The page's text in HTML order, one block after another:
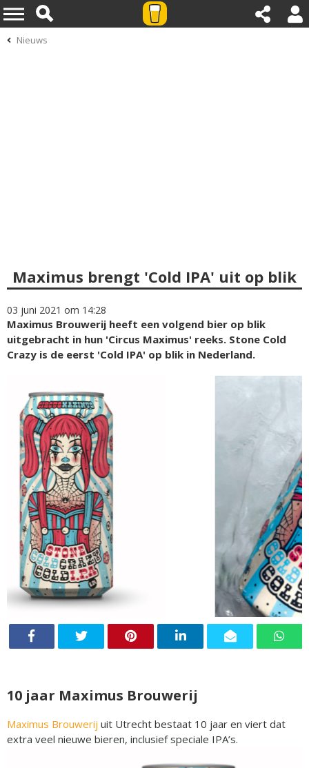
Nieuws
Maximus brengt 'Cold IPA' uit op blik
03 juni 2021 om 14:28
Maximus Brouwerij heeft een volgend bier op blik
uitgebracht in hun 'Circus Maximus' reeks. Stone Cold
Crazy is de eerst 'Cold IPA' op blik in Nederland.
10 jaar Maximus Brouwerij
Maximus Brouwerij uit Utrecht bestaat 10 jaar en viert dat
extra veel nieuwe bieren, inclusief speciale IPA’s.